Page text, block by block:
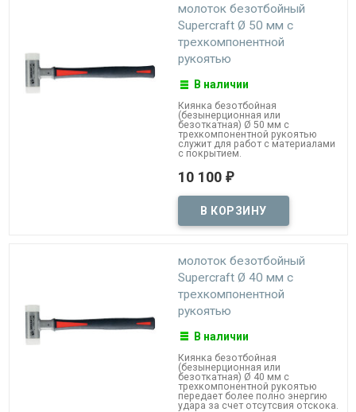
молоток безотбойный
Supercraft Ø 50 мм с
трехкомпонентной
рукоятью
В наличии
Киянка безотбойная
(безынерционная или
безоткатная) Ø 50 мм с
трехкомпонентной рукоятью
служит для работ с материалами
с покрытием.
10 100 ₽
молоток безотбойный
Supercraft Ø 40 мм с
трехкомпонентной
рукоятью
В наличии
Киянка безотбойная
(безынерционная или
безоткатная) Ø 40 мм с
трехкомпонентной рукоятью
передает более полно энергию
удара за счет отсутсвия отскока.